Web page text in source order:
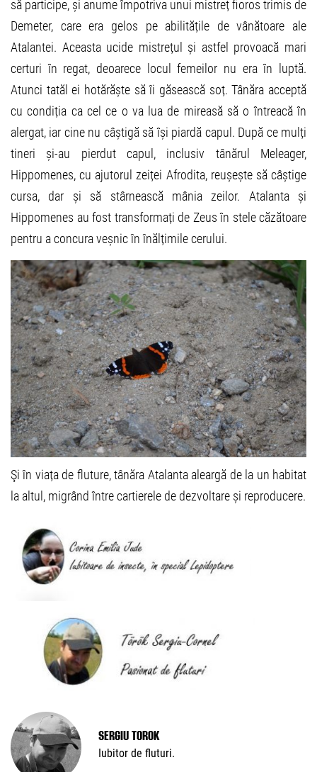
să participe, și anume împotriva unui mistreț fioros trimis de
Demeter, care era gelos pe abilitățile de vânătoare ale
Atalantei. Aceasta ucide mistrețul și astfel provoacă mari
certuri în regat, deoarece locul femeilor nu era în luptă.
Atunci tatăl ei hotărăște să îi găsească soț. Tânăra acceptă
cu condiția ca cel ce o va lua de mireasă să o întreacă în
alergat, iar cine nu câștigă să își piardă capul. După ce mulți
tineri și-au pierdut capul, inclusiv tânărul Meleager,
Hippomenes, cu ajutorul zeiței Afrodita, reușește să câștige
cursa, dar și să stârnească mânia zeilor. Atalanta și
Hippomenes au fost transformați de Zeus în stele căzătoare
pentru a concura veșnic în înălțimile cerului.
Şi în viața de fluture, tânăra Atalanta aleargă de la un habitat
la altul, migrând între cartierele de dezvoltare și reproducere.
Sergiu Torok
Iubitor de fluturi.